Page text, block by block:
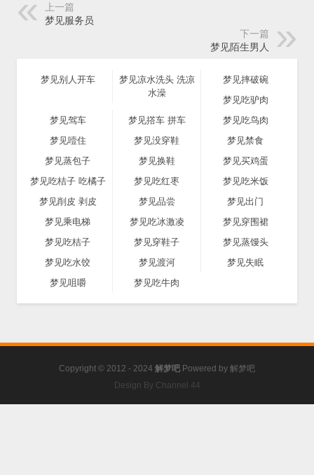
上一篇
梦见服务员
下一篇
梦见陌生男人
梦见别人开车
梦见凉水洗头 洗凉
水澡
梦见摔破碗
梦见吃驴肉
梦见驾车
梦见撘车 拼车
梦见吃鸟肉
梦见噎住
梦见没穿鞋
梦见禁食
梦见蒸包子
梦见换鞋
梦见买鸡蛋
梦见吃桔子 吃橘子
梦见吃红枣
梦见吃米饭
梦见削皮 剥皮
梦见品尝
梦见出门
梦见乘电梯
梦见吃冰激凌
梦见穿围裙
梦见吃桔子
梦见穿鞋子
梦见蒸馒头
梦见吃水饺
梦见渡河
梦见失眠
梦见咀嚼
梦见吃牛肉
Copyright © 2012 - 2024 解梦吧 Powered by 解梦吧
Design By Channel 44